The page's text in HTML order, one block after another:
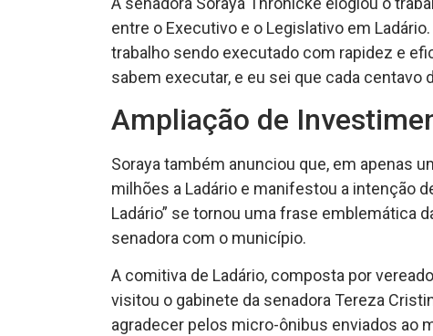
entre o Executivo e o Legislativo em
trabalho sendo executado com rapidez e
sabem executar, e eu sei que cada centavo
Ampliação de
Soraya também anunciou que, em apenas
milhões a Ladário e manifestou a intenção
Ladário” se tornou uma frase emblemática
senadora com o município.
A comitiva de Ladário, composta por
visitou o gabinete da senadora Tereza
agradecer pelos micro-ônibus enviados ao